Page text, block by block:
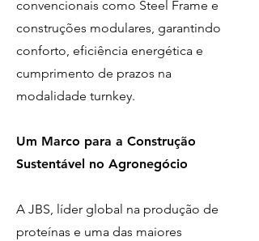
convencionais como Steel Frame e
construções modulares, garantindo
conforto, eficiência energética e
cumprimento de prazos na
modalidade turnkey.
Um Marco para a Construção
Sustentável no Agronegócio
A JBS, líder global na produção de
proteínas e uma das maiores